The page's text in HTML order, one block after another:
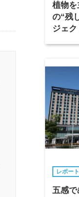
植物を
の“残
ジェク
レポート
五感で